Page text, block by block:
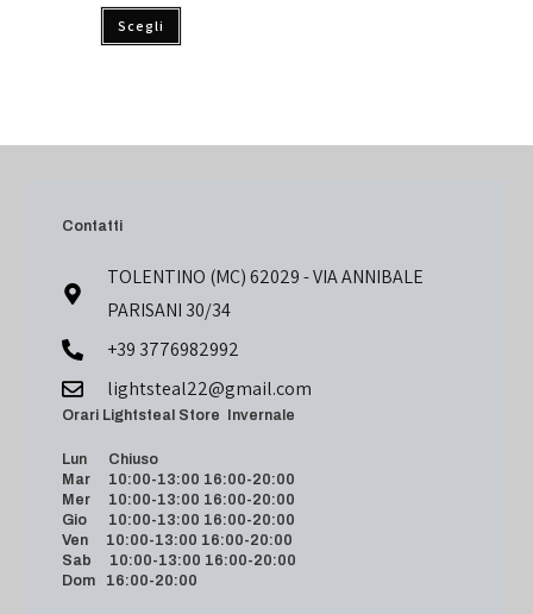
Scegli
Contatti
TOLENTINO (MC) 62029 - VIA ANNIBALE
PARISANI 30/34
+39 3776982992
lightsteal22@gmail.com
Orari Lightsteal Store Invernale
Lun Chiuso
Mar 10:00-13:00 16:00-20:00
Mer 10:00-13:00 16:00-20:00
Gio 10:00-13:00 16:00-20:00
Ven 10:00-13:00 16:00-20:00
Sab 10:00-13:00 16:00-20:00
Dom 16:00-20:00